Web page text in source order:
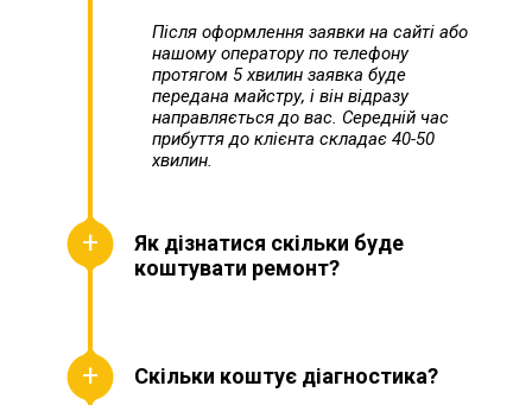
Після оформлення заявки на сайті або
нашому оператору по телефону
протягом 5 хвилин заявка буде
передана майстру, і він відразу
направляється до вас. Середній час
прибуття до клієнта складає 40-50
хвилин.
Як дізнатися скільки буде
коштувати ремонт?
Скільки коштує діагностика?